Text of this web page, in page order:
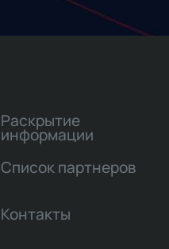
Раскрытие
информации
Список партнеров
Контакты